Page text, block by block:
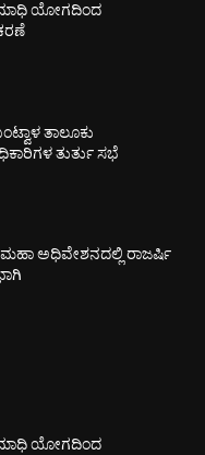
ಯೋಗದಿಂದ
ತಾಲೂಕು
ತುರ್ತು ಸಭೆ
ಅಧಿವೇಶನದಲ್ಲಿ ರಾಜರ್ಷಿ
ಯೋಗದಿಂದ